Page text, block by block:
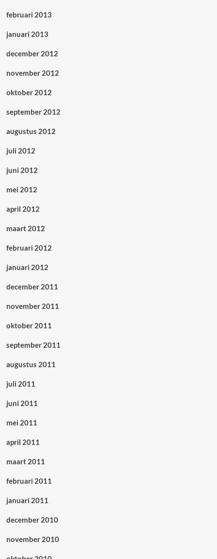
februari 2013
januari 2013
december 2012
november 2012
oktober 2012
september 2012
augustus 2012
juli 2012
juni 2012
mei 2012
april 2012
maart 2012
februari 2012
januari 2012
december 2011
november 2011
oktober 2011
september 2011
augustus 2011
juli 2011
juni 2011
mei 2011
april 2011
maart 2011
februari 2011
januari 2011
december 2010
november 2010